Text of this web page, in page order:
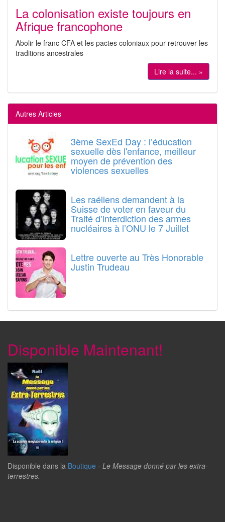
La colonisation existe toujours en
Afrique francophone
Abolir le franc CFA et les pactes coloniaux pour retrouver les
traditions ancestrales
Lire la suite... »
Autres Articles
3ème SexEd Day : l’éducation
sexuelle dès l'enfance, meilleur
moyen de prévention des
violences sexuelles
Les raéliens demandent à la
Suisse de voter en faveur du
Traité d’interdiction des armes
nucléaires à l’ONU le 7 Juillet
Lettre ouverte au Très Honorable
Justin Trudeau
Disponible Maintenant!
Disponible dans la Boutique - Le Message donné par les extra-
terrestres.